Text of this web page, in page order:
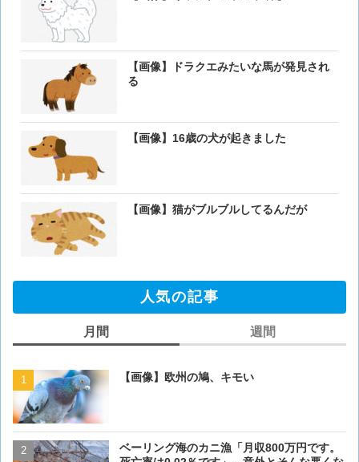
【画像】ドラクエみたいな馬が発見され
る
【画像】16歳の犬が起きました
【画像】猫がブルブルしてるんだが
人気の記事
月間
【画像】欧州の鳩、キモい
ベーリング海のカニ漁「月収800万円です。
週間
【画像】欧州の鳩、キモい
【閲覧注意・画像】毛を剃